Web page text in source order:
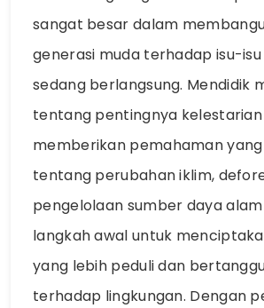
sangat besar dalam
generasi muda terhadap isu-
sedang berlangsung. Mendidik
tentang pentingnya
memberikan pemahaman
tentang perubahan iklim,
pengelolaan sumber daya
langkah awal untuk
yang lebih peduli dan
terhadap lingkungan. Dengan